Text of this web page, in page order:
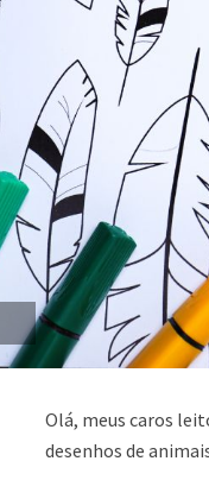
Olá, meus caros
desenhos de